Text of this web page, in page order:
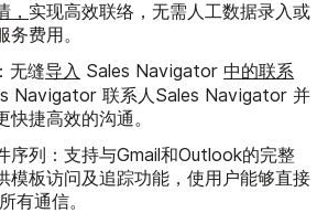
， 实现高效联络，无需人工数据录入或
费用。
无缝导入 Sales Navigator 中的联系
Navigator 联系人Sales Navigator 并
快捷高效的沟通。
序列： 支持与Gmail和Outlook的完整
模板访问及追踪功能，使用户能够直接
有通信。